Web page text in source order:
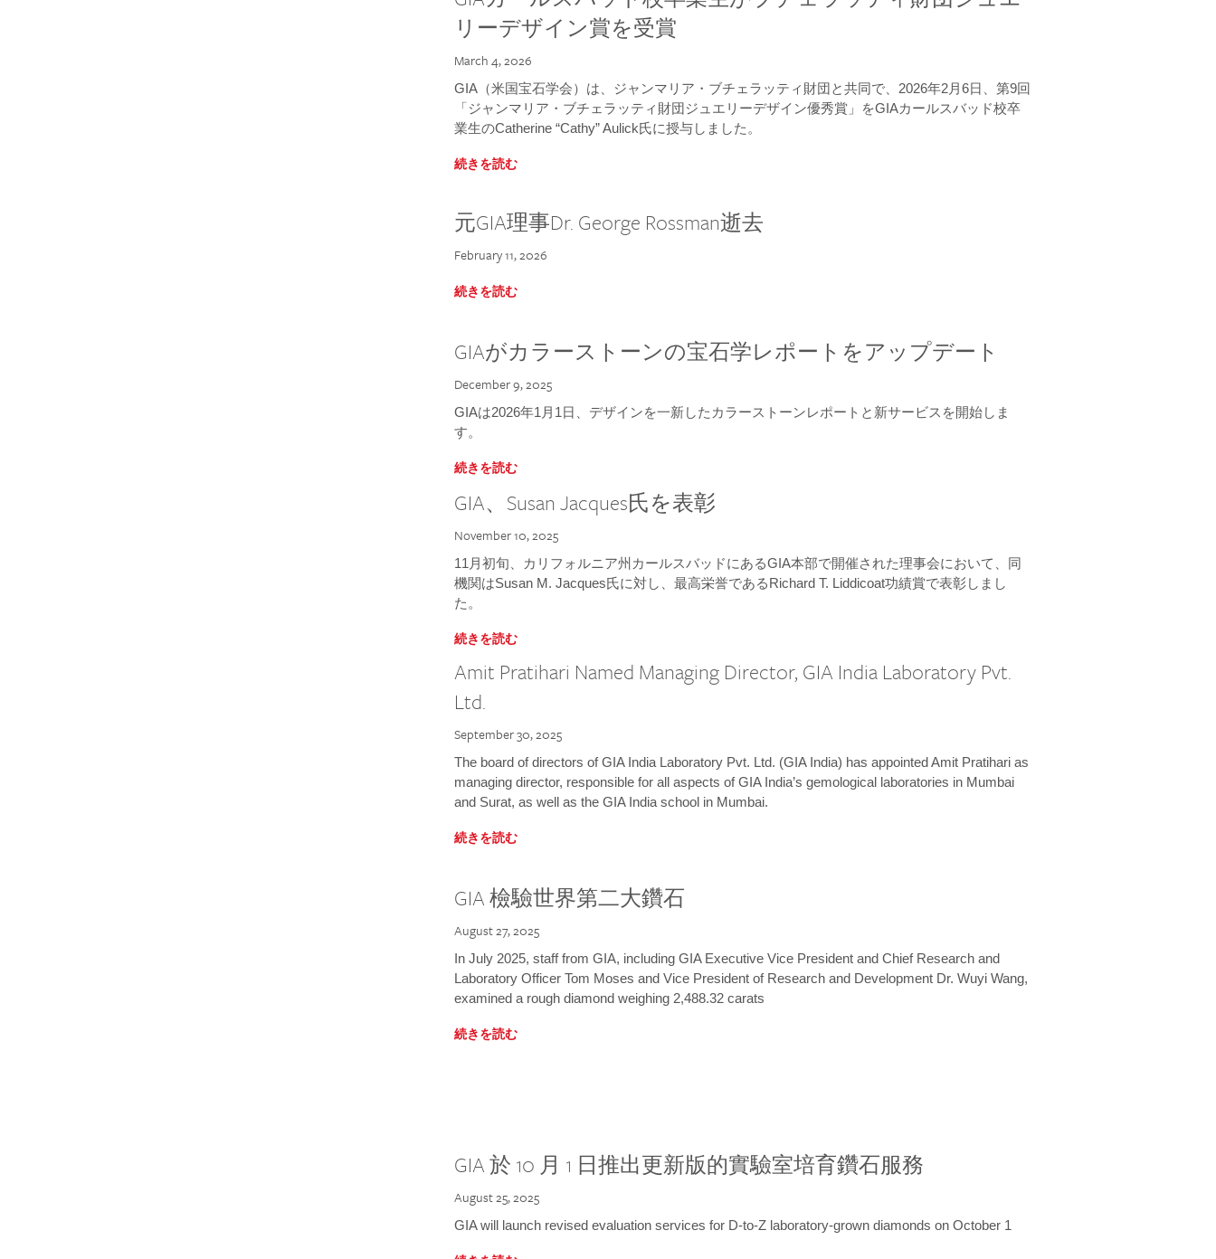
リーデザイン賞を受賞
March 4, 2026
GIA（米国宝石学会）は、ジャンマリア・ブチェラッティ財団と共同で、2026年2月6日、第9回
「ジャンマリア・ブチェラッティ財団ジュエリーデザイン優秀賞」をGIAカールスバッド校卒
業生のCatherine “Cathy” Aulick氏に授与しました。
続きを読む
元GIA理事Dr. George Rossman逝去
February 11, 2026
続きを読む
GIAがカラーストーンの宝石学レポートをアップデート
December 9, 2025
GIAは2026年1月1日、デザインを一新したカラーストーンレポートと新サービスを開始しま
す。
続きを読む
GIA、Susan Jacques氏を表彰
November 10, 2025
11月初旬、カリフォルニア州カールスバッドにあるGIA本部で開催された理事会において、同
機関はSusan M. Jacques氏に対し、最高栄誉であるRichard T. Liddicoat功績賞で表彰しまし
た。
続きを読む
Amit Pratihari Named Managing Director, GIA India Laboratory Pvt.
Ltd.
September 30, 2025
The board of directors of GIA India Laboratory Pvt. Ltd. (GIA India) has appointed Amit Pratihari as
managing director, responsible for all aspects of GIA India’s gemological laboratories in Mumbai
and Surat, as well as the GIA India school in Mumbai.
続きを読む
GIA 檢驗世界第二大鑽石
August 27, 2025
In July 2025, staff from GIA, including GIA Executive Vice President and Chief Research and
Laboratory Officer Tom Moses and Vice President of Research and Development Dr. Wuyi Wang,
examined a rough diamond weighing 2,488.32 carats
続きを読む
GIA 於 10 月 1 日推出更新版的實驗室培育鑽石服務
August 25, 2025
GIA will launch revised evaluation services for D-to-Z laboratory-grown diamonds on October 1